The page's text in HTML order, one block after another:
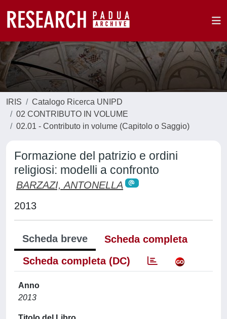
IRIS
Catalogo Ricerca UNIPD
02 CONTRIBUTO IN VOLUME
02.01 - Contributo in volume (Capitolo o Saggio)
Formazione del patrizio e ordini
religiosi: modelli a confronto
BARZAZI, ANTONELLA
2013
Scheda breve
Scheda completa
Scheda completa (DC)
Anno
2013